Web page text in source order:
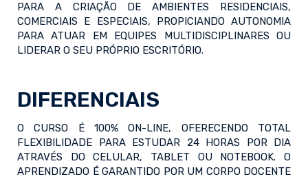
PARA A CRIAÇÃO DE AMBIENTES RESIDENCIAIS,
COMERCIAIS E ESPECIAIS, PROPICIANDO AUTONOMIA
PARA ATUAR EM EQUIPES MULTIDISCIPLINARES OU
LIDERAR O SEU PRÓPRIO ESCRITÓRIO.
DIFERENCIAIS
O CURSO É 100% ON-LINE, OFERECENDO TOTAL
FLEXIBILIDADE PARA ESTUDAR 24 HORAS POR DIA
ATRAVÉS DO CELULAR, TABLET OU NOTEBOOK. O
APRENDIZADO É GARANTIDO POR UM CORPO DOCENTE